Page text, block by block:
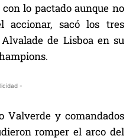
lo pactado aunque no
accionar, sacó los tres
de Lisboa en su
-
Valverde y comandados
romper el arco del